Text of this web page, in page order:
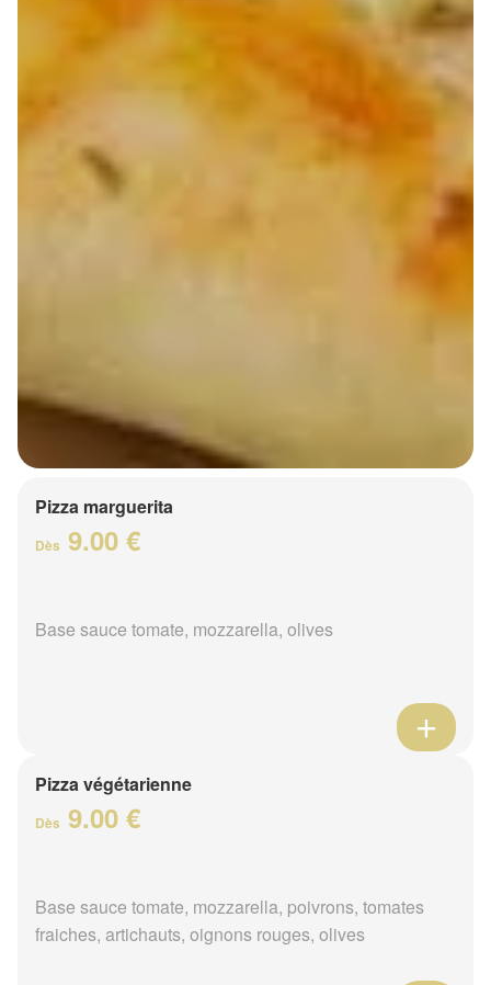
Pizza marguerita
Dès 9.00 €
Base sauce tomate, mozzarella, olives
Pizza végétarienne
Dès 9.00 €
Base sauce tomate, mozzarella, poivrons, tomates
fraiches, artichauts, oignons rouges, olives